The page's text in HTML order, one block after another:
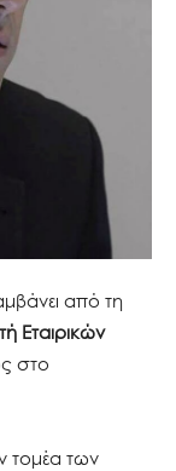
από τη
Εταιρικών
στο
τομέα των